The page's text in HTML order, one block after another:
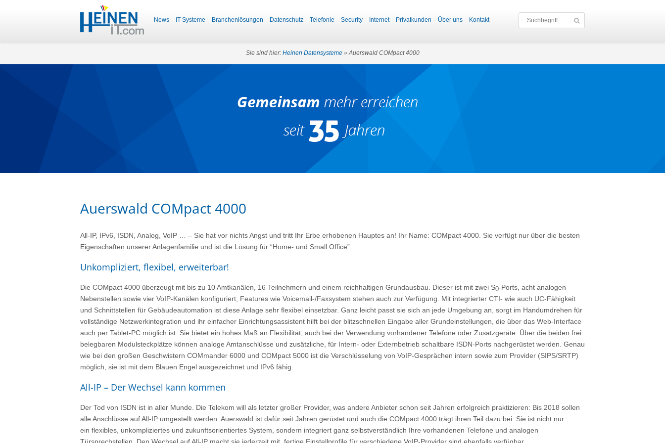
News IT-Systeme Branchenlösungen Datenschutz Telefonie Security Internet Privatkunden Über uns Kontakt
Sie sind hier: Heinen Datensysteme» Auerswald COMpact 4000
Auerswald COMpact 4000
All-IP, IPv6, ISDN, Analog, VoIP … – Sie hat vor nichts Angst und tritt Ihr Erbe erhobenen Hauptes an! Ihr Name: COMpact 4000. Sie verfügt nur über die besten
Eigenschaften unserer Anlagenfamilie und ist die Lösung für “Home- und Small Office”.
Unkompliziert, flexibel, erweiterbar!
Die COMpact 4000 überzeugt mit bis zu 10 Amtkanälen, 16 Teilnehmern und einem reichhaltigen Grundausbau. Dieser ist mit zwei S0-Ports, acht analogen
Nebenstellen sowie vier VoIP-Kanälen konfiguriert, Features wie Voicemail-/Faxsystem stehen auch zur Verfügung. Mit integrierter CTI- wie auch UC-Fähigkeit
und Schnittstellen für Gebäudeautomation ist diese Anlage sehr flexibel einsetzbar. Ganz leicht passt sie sich an jede Umgebung an, sorgt im Handumdrehen für
vollständige Netzwerkintegration und ihr einfacher Einrichtungsassistent hilft bei der blitzschnellen Eingabe aller Grundeinstellungen, die über das Web-Interface
auch per Tablet-PC möglich ist. Sie bietet ein hohes Maß an Flexibilität, auch bei der Verwendung vorhandener Telefone oder Zusatzgeräte. Über die beiden frei
belegbaren Modulsteckplätze können analoge Amtanschlüsse und zusätzliche, für Intern- oder Externbetrieb schaltbare ISDN-Ports nachgerüstet werden. Genau
wie bei den großen Geschwistern COMmander 6000 und COMpact 5000 ist die Verschlüsselung von VoIP-Gesprächen intern sowie zum Provider (SIPS/SRTP)
möglich, sie ist mit dem Blauen Engel ausgezeichnet und IPv6 fähig.
All-IP – Der Wechsel kann kommen
Der Tod von ISDN ist in aller Munde. Die Telekom will als letzter großer Provider, was andere Anbieter schon seit Jahren erfolgreich praktizieren: Bis 2018 sollen
alle Anschlüsse auf All-IP umgestellt werden. Auerswald ist dafür seit Jahren gerüstet und auch die COMpact 4000 trägt ihren Teil dazu bei: Sie ist nicht nur
ein flexibles, unkompliziertes und zukunftsorientiertes System, sondern integriert ganz selbstverständlich Ihre vorhandenen Telefone und analogen